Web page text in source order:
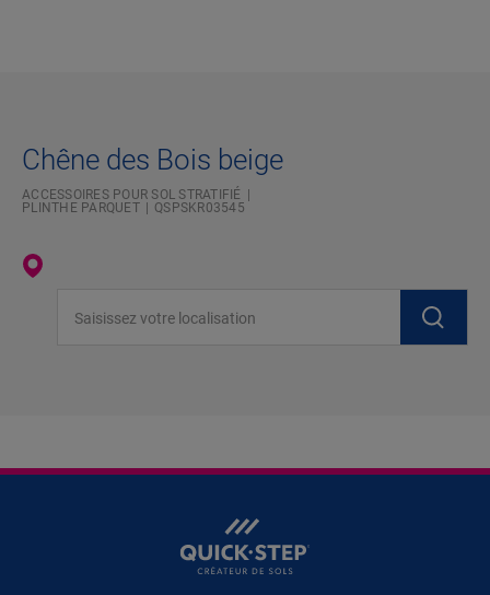
Chêne des Bois beige
ACCESSOIRES POUR SOL STRATIFIÉ
PLINTHE PARQUET
QSPSKR03545